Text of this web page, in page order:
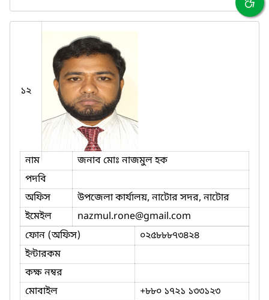
১২
নাম
জনাব মোঃ নাজমুল হক
পদবি
অফিস
উপজেলা কার্যালয়, নাটোর সদর, নাটোর
ইমেইল
nazmul.rone@gmail.com
ফোন (অফিস)
০২৫৮৮৮৭৩৪২৪
ইন্টারকম
কক্ষ নম্বর
মোবাইল
+৮৮০ ১৭২১ ১৩৩১২৩